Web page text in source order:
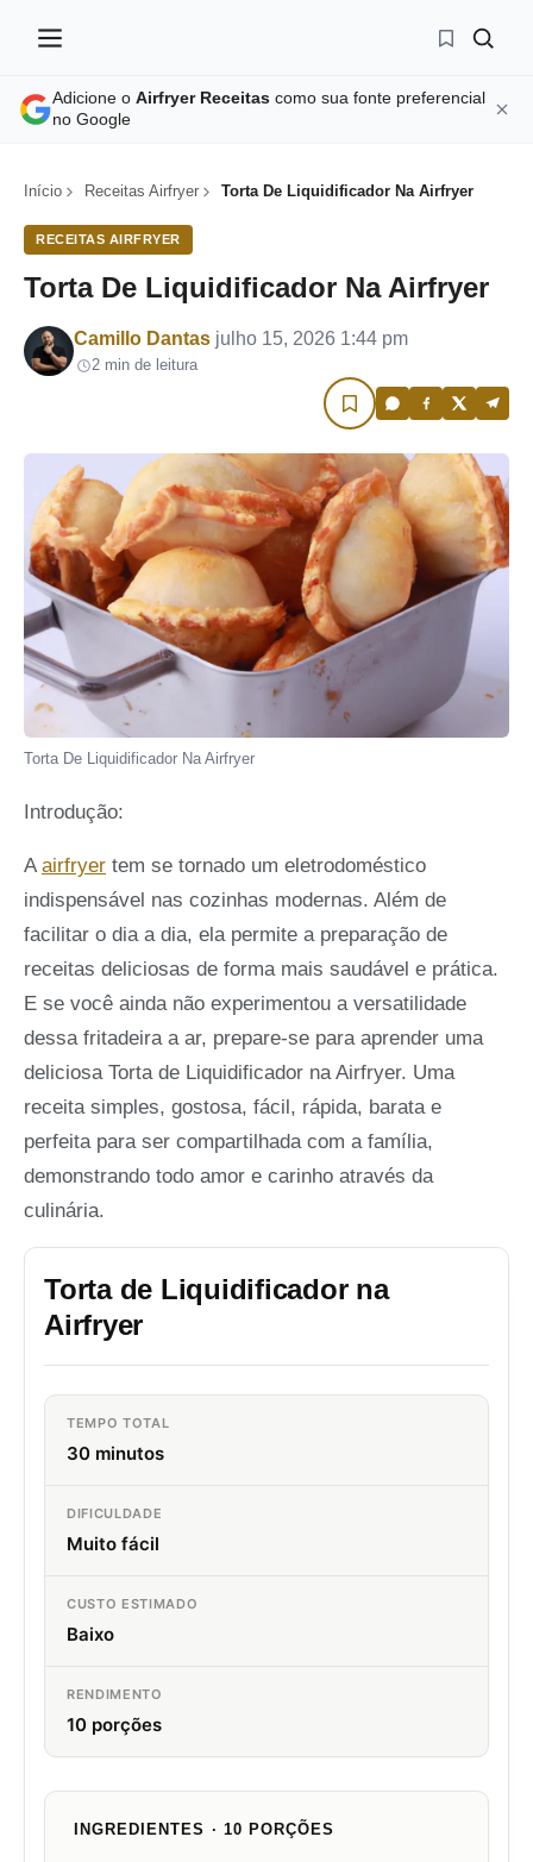
Adicione o Airfryer Receitas como sua fonte preferencial
no Google
Início Receitas Airfryer Torta De Liquidificador Na Airfryer
RECEITAS AIRFRYER
Torta De Liquidificador Na Airfryer
Por
Camillo Dantas julho 15, 2026 1:44 pm
2 min de leitura
Torta De Liquidificador Na Airfryer
Introdução:
A airfryer tem se tornado um eletrodoméstico
indispensável nas cozinhas modernas. Além de
facilitar o dia a dia, ela permite a preparação de
receitas deliciosas de forma mais saudável e prática.
E se você ainda não experimentou a versatilidade
dessa fritadeira a ar, prepare-se para aprender uma
deliciosa Torta de Liquidificador na Airfryer. Uma
receita simples, gostosa, fácil, rápida, barata e
perfeita para ser compartilhada com a família,
demonstrando todo amor e carinho através da
culinária.
Torta de Liquidificador na
Airfryer
TEMPO TOTAL
30 minutos
DIFICULDADE
Muito fácil
CUSTO ESTIMADO
Baixo
RENDIMENTO
10 porções
INGREDIENTES · 10 PORÇÕES